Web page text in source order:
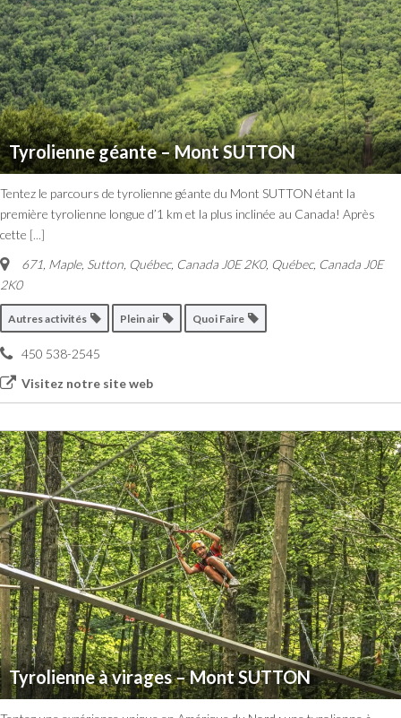
Tyrolienne géante – Mont SUTTON
Tentez le parcours de tyrolienne géante du Mont SUTTON étant la
première tyrolienne longue d’1 km et la plus inclinée au Canada! Après
cette [...]
671, Maple, Sutton, Québec, Canada J0E 2K0, Québec, Canada J0E
2K0
Autres activités Plein air Quoi Faire
450 538-2545
Visitez notre site web
Tyrolienne à virages – Mont SUTTON